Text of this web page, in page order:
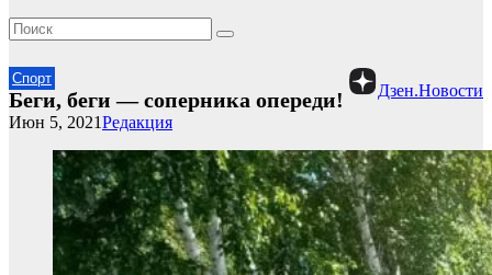
Спорт
Дзен.Новости
Беги, беги — соперника опереди!
Редакция
Июн 5, 2021